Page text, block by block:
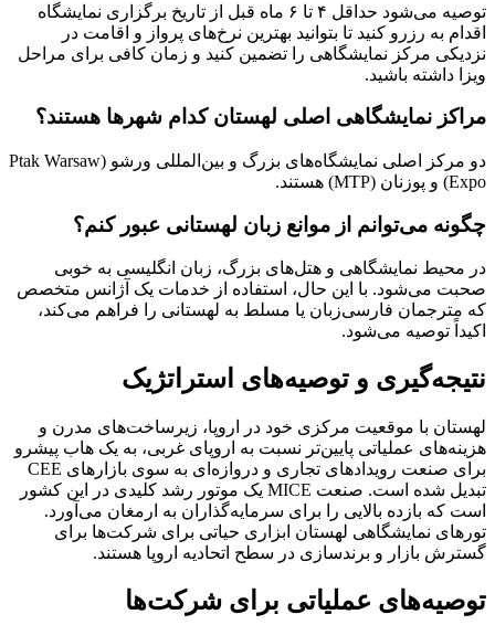
توصیه می‌شود حداقل ۴ تا ۶ ماه قبل از تاریخ برگزاری نمایشگاه
اقدام به رزرو کنید تا بتوانید بهترین نرخ‌های پرواز و اقامت در
نزدیکی مرکز نمایشگاهی را تضمین کنید و زمان کافی برای مراحل
ویزا داشته باشید.
مراکز نمایشگاهی اصلی لهستان کدام شهرها هستند؟
دو مرکز اصلی نمایشگاه‌های بزرگ و بین‌المللی ورشو (Ptak Warsaw
Expo) و پوزنان (MTP) هستند.
چگونه می‌توانم از موانع زبان لهستانی عبور کنم؟
در محیط نمایشگاهی و هتل‌های بزرگ، زبان انگلیسی به خوبی
صحبت می‌شود. با این حال، استفاده از خدمات یک آژانس متخصص
که مترجمان فارسی‌زبان یا مسلط به لهستانی را فراهم می‌کند،
اکیداً توصیه می‌شود.
نتیجه‌گیری و توصیه‌های استراتژیک
لهستان با موقعیت مرکزی خود در اروپا، زیرساخت‌های مدرن و
هزینه‌های عملیاتی پایین‌تر نسبت به اروپای غربی، به یک هاب پیشرو
برای صنعت رویدادهای تجاری و دروازه‌ای به سوی بازارهای CEE
تبدیل شده است. صنعت MICE یک موتور رشد کلیدی در این کشور
است که بازده بالایی را برای سرمایه‌گذاران به ارمغان می‌آورد.
تورهای نمایشگاهی لهستان ابزاری حیاتی برای شرکت‌ها برای
گسترش بازار و برندسازی در سطح اتحادیه اروپا هستند.
توصیه‌های عملیاتی برای شرکت‌ها